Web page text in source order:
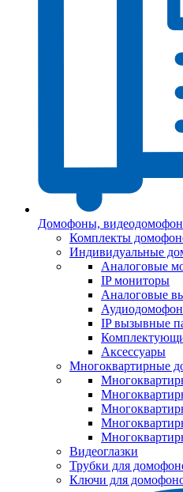
Домофоны,
Комплекты
Индивидуальные
Аналоговые
IP мониторы
Аналоговые
IP вызывные
Аксессуары
Многоквартирные
Видеоглазки
Трубки для
Ключи для